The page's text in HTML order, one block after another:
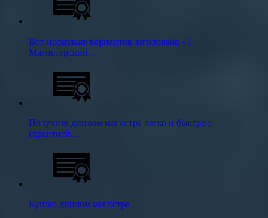
Вот несколько вариантов заголовков - 1.
Магистерский…
Получите диплом магистра легко и быстро с
гарантией…
Куплю диплом магистра